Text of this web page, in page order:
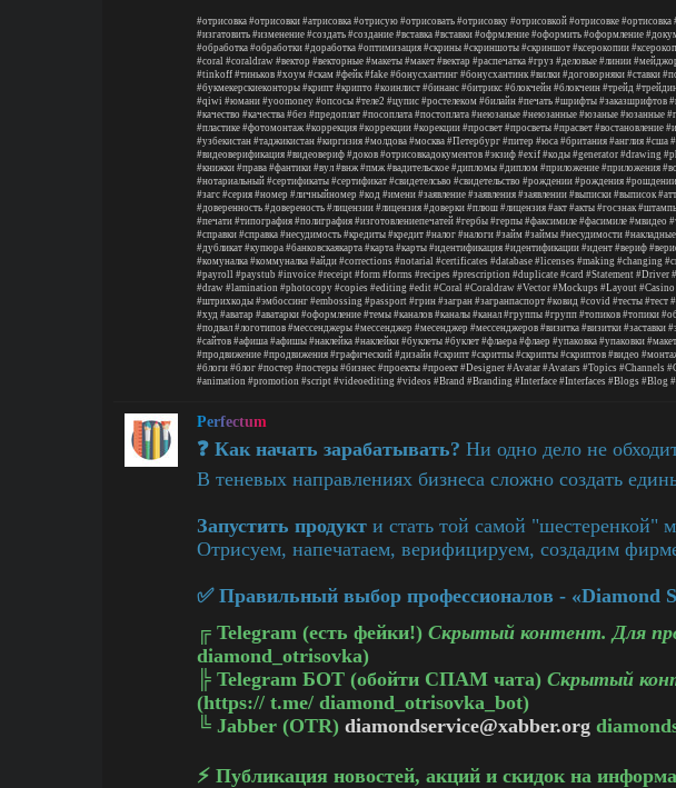
#отрисовка #отрисовки #атрисовка #отрисую #отрисовать #отрисовку #отрисовкой #отрисовке #ортисовка
#изгатовить #изменение #создать #создание #вставка #вставки #офрмление #оформить #оформление
#обработка #обработки #доработка #оптимизация #скрины #скриншоты #скриншот #ксерокопии
#coral #coraldraw #вектор #векторные #макеты #макет #вектар #распечатка #груз #деловые #линии
#tinkoff #тиньков #хоум #скам #фейк #fake #бонусхантинг #бонусхантинк #вилки #договорняки #ставки
#букмекерскиеконторы #крипт #крипто #коинлист #бинанс #битрикс #блокчейн #блокчеин #трейд
#qiwi #юмани #yoomoney #опсосы #теле2 #цупис #ростелеком #билайн #печать #шрифты #заказшрифтов
#качество #качества #без #предоплат #посоплата #постоплата #неюзаные #неюзанные #юзаные #юзанные
#пластике #фотомонтаж #коррекция #коррекции #корекции #просвет #просветы #прасвет #востановление
#узбекистан #таджикистан #киргизия #молдова #москва #Петербург #питер #юса #британия #англия #сша
#видеоверификация #видеовериф #доков #отрисовкадокументов #экзиф #exif #коды #generator #drawing
#книжки #права #фантики #вул #внж #пмж #вадительское #дипломы #диплом #приложение #приложения
#нотариальный #сертификаты #сертификат #свидетелсьво #свидетельство #рождении #рождения #рошдении
#загс #серия #номер #личныйномер #код #имени #заявление #заявления #заявлении #выписки #выписок
#доверенность #довереность #лицензии #лицензия #доверки #плюш #лицензия #акт #акты #госзнак
#печати #типография #полиграфия #изготовлениепечатей #гербы #герпы #факсимиле #фасимиле #мвидео
#справки #справка #несудимость #кредиты #кредит #налог #налоги #займ #займы #несудимости #накладные
#дубликат #купюра #банковскаякарта #карта #карты #идентификация #идентификации #идент #вериф
#комуналка #коммуналка #айди #corrections #notarial #certificates #database #licenses #making #changing
#payroll #paystub #invoice #receipt #form #forms #recipes #prescription #duplicate #card #Statement #Driver
#draw #lamination #photocopy #copies #editing #edit #Coral #Coraldraw #Vector #Mockups #Layout #Casino
#штрихкоды #эмбоссинг #embossing #passport #грин #загран #загранпаспорт #ковид #covid #тесты #тест
#худ #аватар #аватарки #оформление #темы #каналов #каналы #канал #группы #групп #топиков #топики
#подвал #логотипов #мессенджеры #мессенджер #месенджер #мессенджеров #визитка #визитки #заставки
#сайтов #афиша #афишы #наклейка #наклейки #буклеты #буклет #флаера #флаер #упаковка #упаковки #макет
#продвижение #продвижения #графический #дизайн #скрипт #скритпы #скрипты #скриптов #видео
#блоги #блог #постер #постеры #бизнес #проекты #проект #Designer #Avatar #Avatars #Topics #Channels
#animation #promotion #script #videoediting #videos #Brand #Branding #Interface #Interfaces #Blogs #Blog
Perfectum
❓ Как начать зарабатывать? Ни одно дело не
В теневых направлениях бизнеса сложно создать
Запустить продукт и стать той самой "шестеренкой"
Отрисуем, напечатаем, верифицируем, создадим
✅ Правильный выбор профессионалов - «Diamond
╔ Telegram (есть фейки!) Скрытый контент. Для
diamond_otrisovka)
╠ Telegram БОТ (обойти СПАМ чата) Скрытый
(https:// t.me/ diamond_otrisovka_bot)
╚ Jabber (OTR) diamondservice@xabber.org
⚡️ Публикация новостей, акций и скидок на